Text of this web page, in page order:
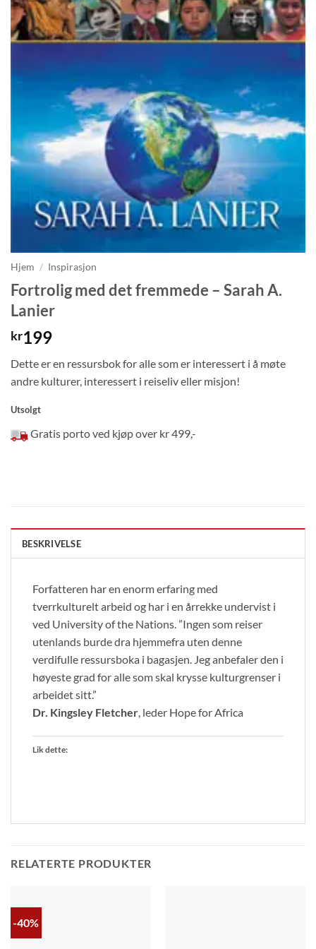
Hjem / Inspirasjon
Fortrolig med det fremmede – Sarah A.
Lanier
kr199
Dette er en ressursbok for alle som er interessert i å møte
andre kulturer, interessert i reiseliv eller misjon!
Utsolgt
Gratis porto ved kjøp over kr 499,-
BESKRIVELSE
Forfatteren har en enorm erfaring med
tverrkulturelt arbeid og har i en årrekke undervist i
ved University of the Nations. ”Ingen som reiser
utenlands burde dra hjemmefra uten denne
verdifulle ressursboka i bagasjen. Jeg anbefaler den i
høyeste grad for alle som skal krysse kulturgrenser i
arbeidet sitt.”
Dr. Kingsley Fletcher, leder Hope for Africa
Lik dette:
RELATERTE PRODUKTER
-40%